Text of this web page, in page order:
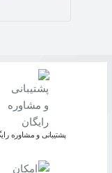
پشتیبانی و مشاوره